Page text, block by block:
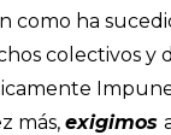
como ha
colectivos y
más, exigimos